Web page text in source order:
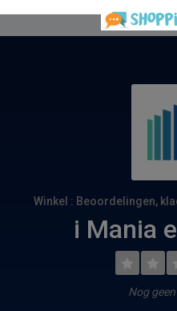
Winkel : Beoordelingen,
i Mania
Nog